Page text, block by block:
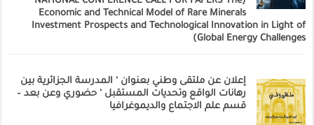
Economic and Technical Model of Rare Minerals
Investment Prospects and Technological Innovation in Light of
Global Energy Challenges)
إعلان عن ملتقى وطني بعنوان ‘ المدرسة الجزائرية بين
رهانات الواقع وتحديات المستقبل ‘ حضوري وعن بعد –
قسم علم الاجتماع والديموغرافيا